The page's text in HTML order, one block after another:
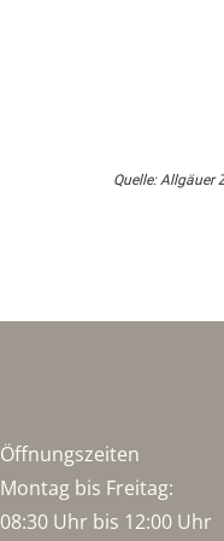
Quelle: Allgäuer
Öffnungszeiten
Montag bis Freitag:
08:30 Uhr bis 12:00 Uhr